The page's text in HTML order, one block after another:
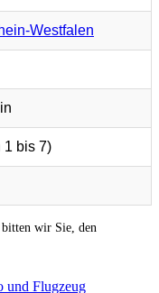
Westfalen
1 bis 7)
wir Sie, den